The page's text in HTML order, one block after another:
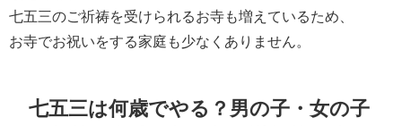
七五三のご祈祷を受けられるお寺も増えているため、
お寺でお祝いをする家庭も少なくありません。
七五三は何歳でやる？男の子・女の子